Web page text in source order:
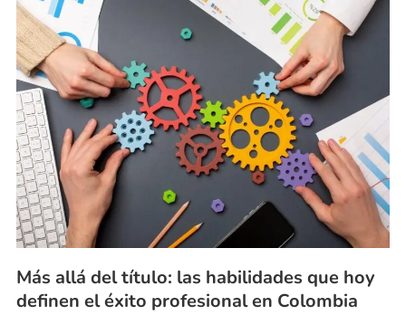
Más allá del título: las habilidades que hoy
definen el éxito profesional en Colombia